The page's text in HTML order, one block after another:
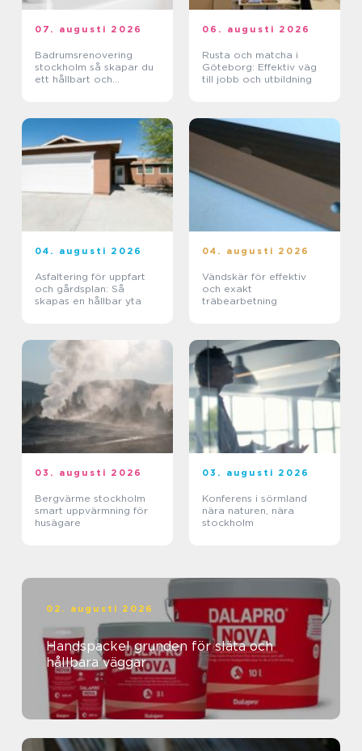
07. augusti 2026
Badrumsrenovering
stockholm så skapar du
ett hållbart och
06. augusti 2026
Rusta och matcha i
Göteborg: Effektiv väg
till jobb och utbildning
04. augusti 2026
Asfaltering för uppfart
och gårdsplan: Så
skapas en hållbar yta
04. augusti 2026
Vändskär för effektiv
och exakt
träbearbetning
03. augusti 2026
Bergvärme stockholm
smart uppvärmning för
husägare
03. augusti 2026
Konferens i sörmland
nära naturen, nära
stockholm
02. augusti 2026
Handspackel grunden för släta och
hållbara väggar